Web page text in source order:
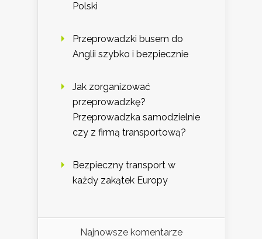
Polski
Przeprowadzki busem do
Anglii szybko i bezpiecznie
Jak zorganizować
przeprowadzkę?
Przeprowadzka samodzielnie
czy z firmą transportową?
Bezpieczny transport w
każdy zakątek Europy
Najnowsze komentarze